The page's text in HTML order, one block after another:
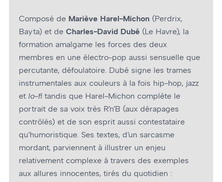
Composé de Mariève Harel-Michon (Perdrix,
Bayta) et de Charles-David Dubé (Le Havre), la
formation amalgame les forces des deux
membres en une électro-pop aussi sensuelle que
percutante, défoulatoire. Dubé signe les trames
instrumentales aux couleurs à la fois hip-hop, jazz
et lo-fitandis que Harel-Michon complète le
portrait de sa voix très R’n’B (aux dérapages
contrôlés) et de son esprit aussi contestataire
qu’humoristique. Ses textes, d’un sarcasme
mordant, parviennent à illustrer un enjeu
relativement complexe à travers des exemples
aux allures innocentes, tirés du quotidien :